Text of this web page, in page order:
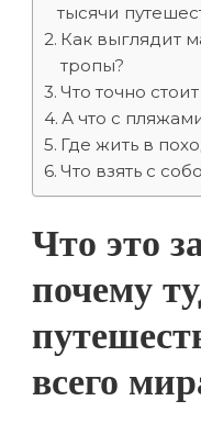
тысячи
Как выглядит
тропы?
Что точно
А что с
Где жить в
Что взять с
Что это
почему
всего